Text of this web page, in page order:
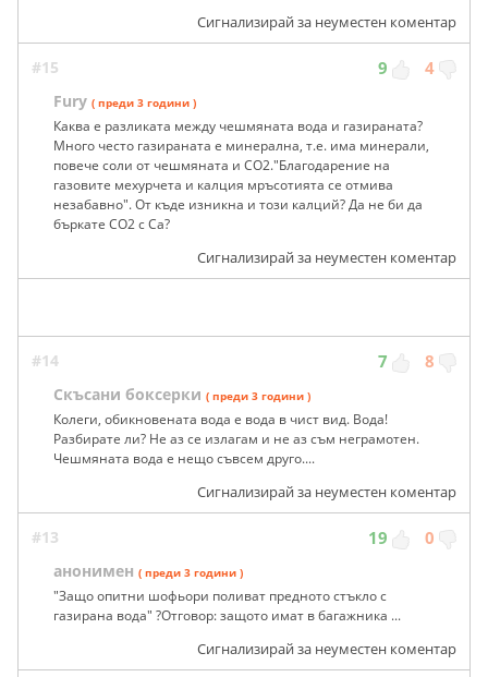
Сигнализирай за неуместен коментар
#15 9 4
Fury ( преди 3 години )
Каква е разликата между чешмяната вода и газираната?
Много често газираната е минерална, т.е. има минерали,
повече соли от чешмяната и СО2."Благодарение на
газовите мехурчета и калция мръсотията се отмива
незабавно". От къде изникна и този калций? Да не би да
бъркате СО2 с Са?
Сигнализирай за неуместен коментар
#14 7 8
Скъсани боксерки ( преди 3 години )
Колеги, обикновената вода е вода в чист вид. Вода!
Разбирате ли? Не аз се излагам и не аз съм неграмотен.
Чешмяната вода е нещо съвсем друго....
Сигнализирай за неуместен коментар
#13 19 0
анонимен ( преди 3 години )
"Защо опитни шофьори поливат предното стъкло с
газирана вода" ?Отговор: защото имат в багажника ...
Сигнализирай за неуместен коментар